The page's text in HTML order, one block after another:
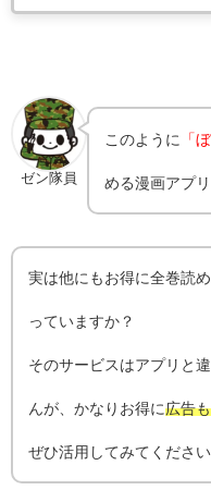
ゼン隊員
このように 「
める漫画アプ
実は他にもお得に全巻読
っていますか？
そのサービスはアプリと
んが、かなりお得に広告
ぜひ活用してみてください